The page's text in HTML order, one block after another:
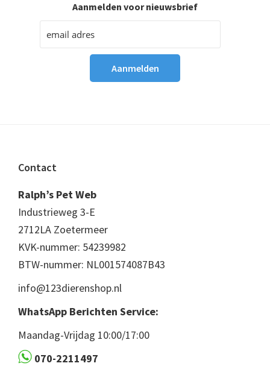
Aanmelden voor nieuwsbrief
Footer
Contact
Ralph’s Pet Web
Industrieweg 3-E
2712LA Zoetermeer
KVK-nummer: 54239982
BTW-nummer: NL001574087B43
info@123dierenshop.nl
WhatsApp Berichten Service:
Maandag-Vrijdag 10:00/17:00
070-2211497